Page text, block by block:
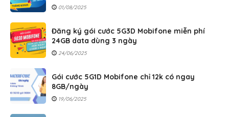
01/08/2025
Đăng ký gói cước 5G3D Mobifone miễn phí
24GB data dùng 3 ngày
24/06/2025
Gói cước 5G1D Mobifone chỉ 12k có ngay
8GB/ngày
19/06/2025